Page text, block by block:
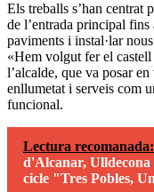
Els treballs s’han centrat
de l’entrada principal
paviments i instal·lar
«Hem volgut fer el castell
l’alcalde, que va posar
enllumetat i serveis com
funcional.
Lectura recomanada:
d'Alcanar, Ulldecona
cicle "Tres Pobles,